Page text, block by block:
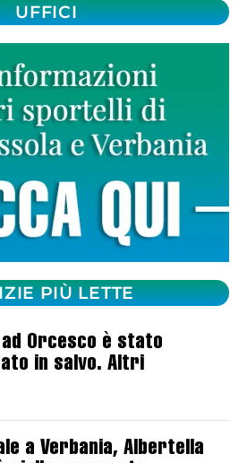
UFFICI
PIÙ LETTE
ad Orcesco è stato
in salvo. Altri
a Verbania, Albertella